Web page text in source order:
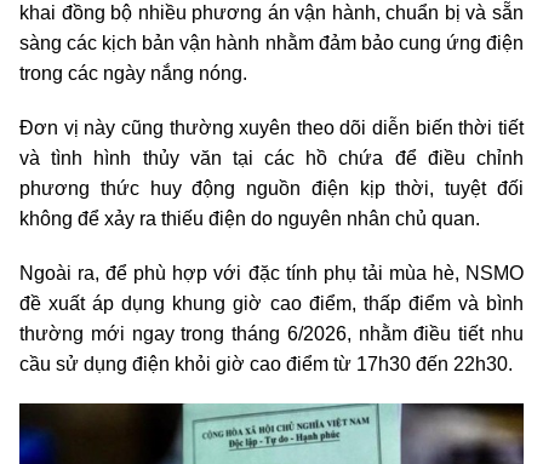
khai đồng bộ nhiều phương án vận hành, chuẩn bị và sẵn
sàng các kịch bản vận hành nhằm đảm bảo cung ứng điện
trong các ngày nắng nóng.
Đơn vị này cũng thường xuyên theo dõi diễn biến thời tiết
và tình hình thủy văn tại các hồ chứa để điều chỉnh
phương thức huy động nguồn điện kịp thời, tuyệt đối
không để xảy ra thiếu điện do nguyên nhân chủ quan.
Ngoài ra, để phù hợp với đặc tính phụ tải mùa hè, NSMO
đề xuất áp dụng khung giờ cao điểm, thấp điểm và bình
thường mới ngay trong tháng 6/2026, nhằm điều tiết nhu
cầu sử dụng điện khỏi giờ cao điểm từ 17h30 đến 22h30.